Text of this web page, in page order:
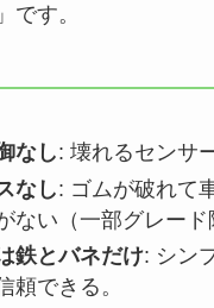
です。
なし: 壊れるセンサ
なし: ゴムが破れて
ない（一部グレード
鉄とバネだけ: シン
頼できる。